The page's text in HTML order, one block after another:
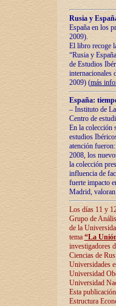
Rusia y
España en los
2009).
El libro recoge
“Rusia y
de Estudios
internacionales
2009) (más
España:
– Instituto de
Centro de
En la colección
estudios
atención
2008, los
la colección
influencia de
fuerte impacto
Madrid,
Los días 11 y
Grupo de
de la
tema “La
investigadores
Ciencias de
Universidades
Universidad
Universidad
Esta
Estructura